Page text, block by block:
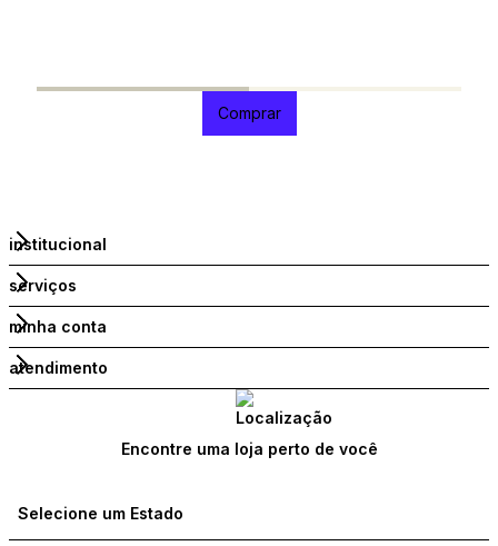
Comprar
institucional
serviços
minha conta
atendimento
Encontre uma loja perto de você